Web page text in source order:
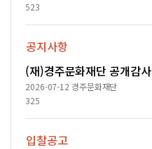
523
공지사항
(재)경주문화재단 공개감사
2026-07-12 경주문화재단
325
입찰공고